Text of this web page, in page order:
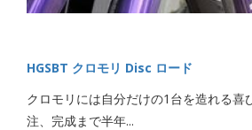
HGSBT クロモリ Disc ロード
クロモリには自分だけの1台を造れる喜
注、完成まで半年...